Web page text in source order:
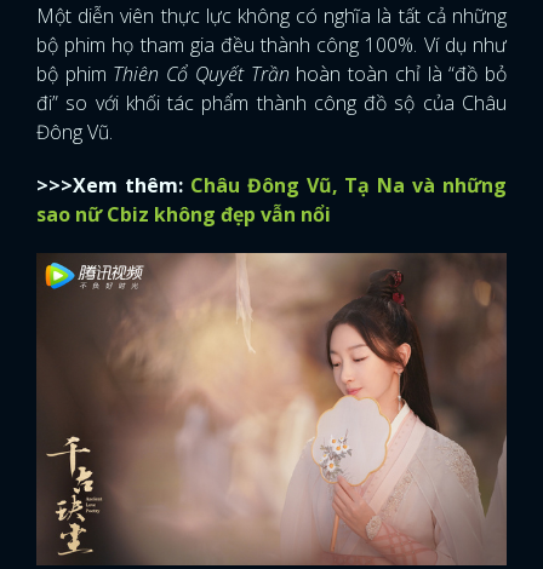
Một diễn viên thực lực không có nghĩa là tất cả những
bộ phim họ tham gia đều thành công 100%. Ví dụ như
bộ phim Thiên Cổ Quyết Trần hoàn toàn chỉ là “đồ bỏ
đi” so với khối tác phẩm thành công đồ sộ của Châu
Đông Vũ.
>>>Xem thêm: Châu Đông Vũ, Tạ Na và những
sao nữ Cbiz không đẹp vẫn nổi